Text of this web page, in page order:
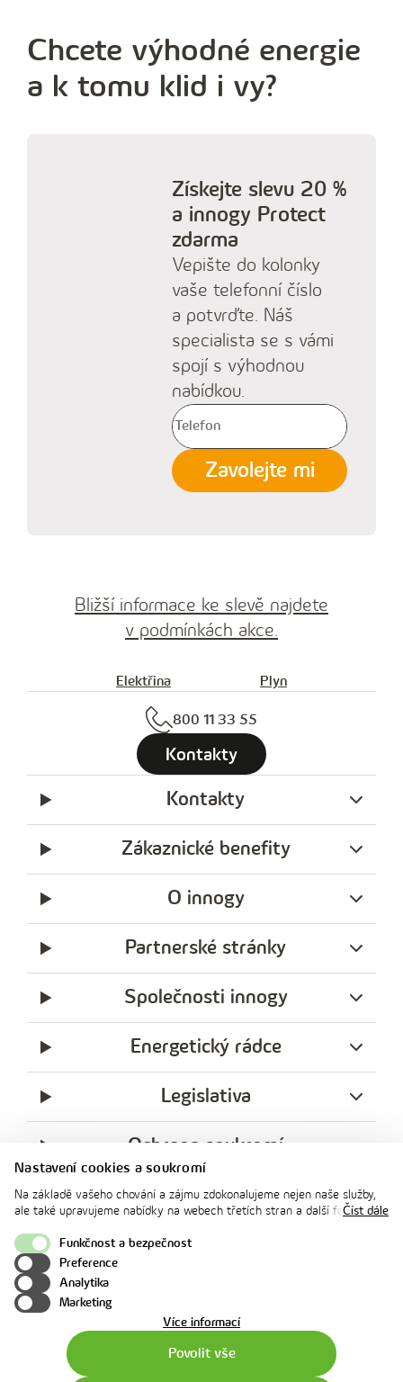
Nastavení cookies a soukromí
Na základě vašeho chování a zájmu zdokonalujeme nejen naše služby,
ale také upravujeme nabídky na webech třetích stran a další formy
souhlasu. Svoje nastavení můžete kdykoliv změnit v zápatí stránky v
„Nastavení soukromí". Více informací o tom, jak se soubory cookies a
osobními údaji pracujeme, včetně možností uplatnění vašich práv,
naleznete na webové stránce v sekci
Číst dále
Funkčnost a bezpečnost
Preference
Analytika
Marketing
Více informacío
Povolit vše
Chcete výhodné energie
a k tomu klid i vy?
Získejte slevu 20 %
a innogy Protect
zdarma
Vepište do kolonky
vaše telefonní číslo
a potvrďte. Náš
specialista se s vámi
spojí s výhodnou
nabídkou.
V
y
p
e
t
e
f
o
n
í
č
í
s
l
o
Zavolejte mi
Bližší informace ke slevě najdete
v podmínkách akce.
Elektřina Plyn
800 11 33 55
Kontakty
Kontakty
Zákaznické benefity
O innogy
Partnerské stránky
Společnosti innogy
Energetický rádce
Legislativa
Ochrana soukromí
messengerfacebook
x
innogy
instagramyoutubeLinkedin